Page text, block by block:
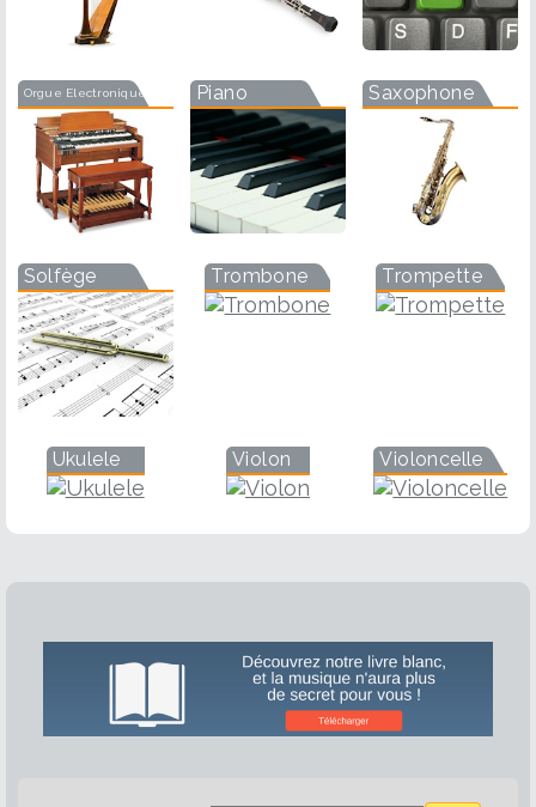
Orgue Electronique Piano Saxophone
Solfège Trombone Trompette
Ukulele Violon Violoncelle